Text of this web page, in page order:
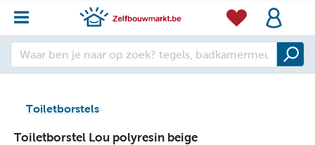
Toiletborstels
Toiletborstel Lou polyresin beige